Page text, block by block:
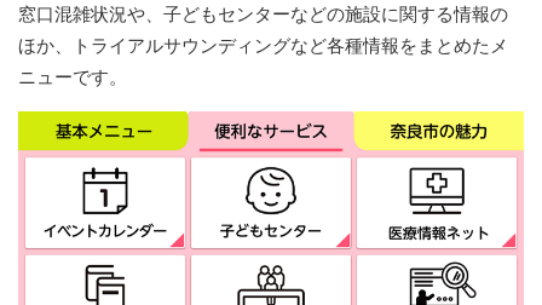
窓口混雑状況や、子どもセンターなどの施設に関する情報の
ほか、トライアルサウンディングなど各種情報をまとめたメ
ニューです。